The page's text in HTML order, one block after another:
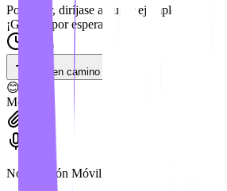
Por favor, diríjase al lugar ejemplo.
¡Gracias por esperar!
16:00
Voy en camino
😊
Mensaje
Notificación Móvil